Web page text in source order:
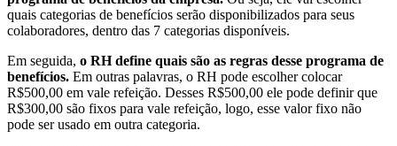
quais categorias de benefícios serão disponibilizados para seus
colaboradores, dentro das 7 categorias disponíveis.
Em seguida, o RH define quais são as regras desse programa de
benefícios. Em outras palavras, o RH pode escolher colocar
R$500,00 em vale refeição. Desses R$500,00 ele pode definir que
R$300,00 são fixos para vale refeição, logo, esse valor fixo não
pode ser usado em outra categoria.